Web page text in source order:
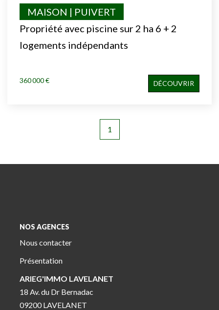
Propriété avec piscine sur 2 ha 6 + 2
logements indépendants
MAISON | PUIVERT
360 000 € DÉCOUVRIR
1
NOS AGENCES
Nous contacter
Présentation
ARIEG'IMMO LAVELANET
18 Av. du Dr Bernadac
09200 LAVELANET